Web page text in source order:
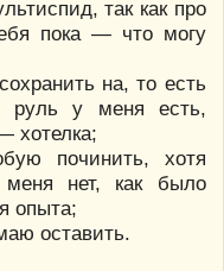
так как про
пока — что могу
на, то есть
руль у меня есть,
хотелка;
починить, хотя
нет, как было
опыта;
оставить.